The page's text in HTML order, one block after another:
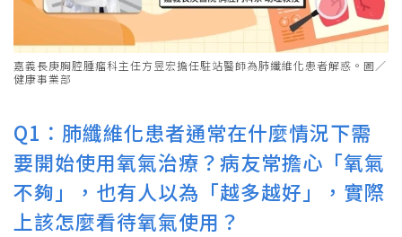
嘉義長庚胸腔腫瘤科主任方昱宏擔任駐站醫師為肺纖維化患者解惑。圖／
健康事業部
Q1：肺纖維化患者通常在什麼情況下需
要開始使用氧氣治療？病友常擔心「氧氣
不夠」，也有人以為「越多越好」，實際
上該怎麼看待氧氣使用？